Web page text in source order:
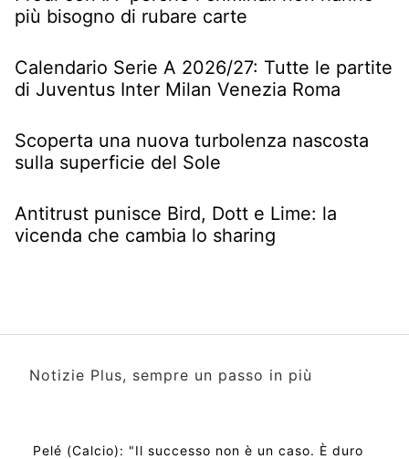
più bisogno di rubare carte
Calendario Serie A 2026/27: Tutte le partite
di Juventus Inter Milan Venezia Roma
Scoperta una nuova turbolenza nascosta
sulla superficie del Sole
Antitrust punisce Bird, Dott e Lime: la
vicenda che cambia lo sharing
Notizie Plus, sempre un passo in più
Pelé (Calcio): "Il successo non è un caso. È duro